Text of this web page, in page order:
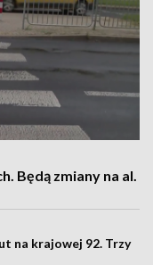
Będą zmiany na al.
na krajowej 92. Trzy